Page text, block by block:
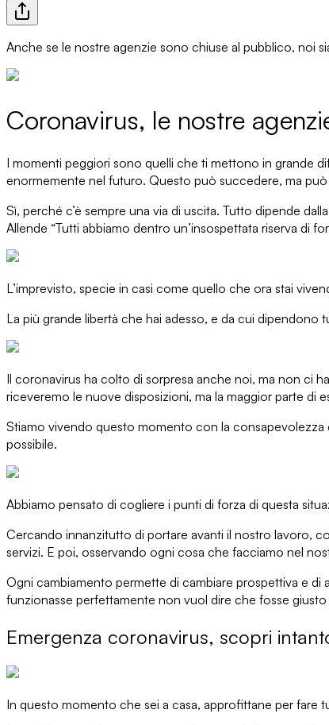
Anche se le nostre agenzie sono chiuse al pubblico, noi
Coronavirus, le nostre
I momenti peggiori sono quelli che ti mettono in grande
enormemente nel futuro. Questo può succedere, ma
Sì, perché c’è sempre una via di uscita. Tutto dipende
Allende “Tutti abbiamo dentro un’insospettata riserva di
L’imprevisto, specie in casi come quello che ora stai
La più grande libertà che hai adesso, e da cui dipendono
Il coronavirus ha colto di sorpresa anche noi, ma non ci
riceveremo le nuove disposizioni, ma la maggior parte di
Stiamo vivendo questo momento con la
possibile.
Abbiamo pensato di cogliere i punti di forza di questa
Cercando innanzitutto di portare avanti il nostro lavoro,
servizi. E poi, osservando ogni cosa che facciamo nel
Ogni cambiamento permette di cambiare prospettiva e di
funzionasse perfettamente non vuol dire che fosse
Emergenza coronavirus, scopri
In questo momento che sei a casa, approfittane per fare